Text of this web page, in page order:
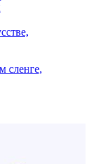
сленге,